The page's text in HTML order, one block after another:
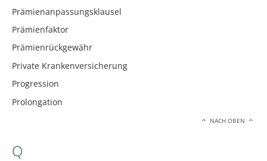
Prämienanpassungsklausel
Prämienfaktor
Prämienrückgewähr
Private Krankenversicherung
Progression
Prolongation
NACH OBEN
Q